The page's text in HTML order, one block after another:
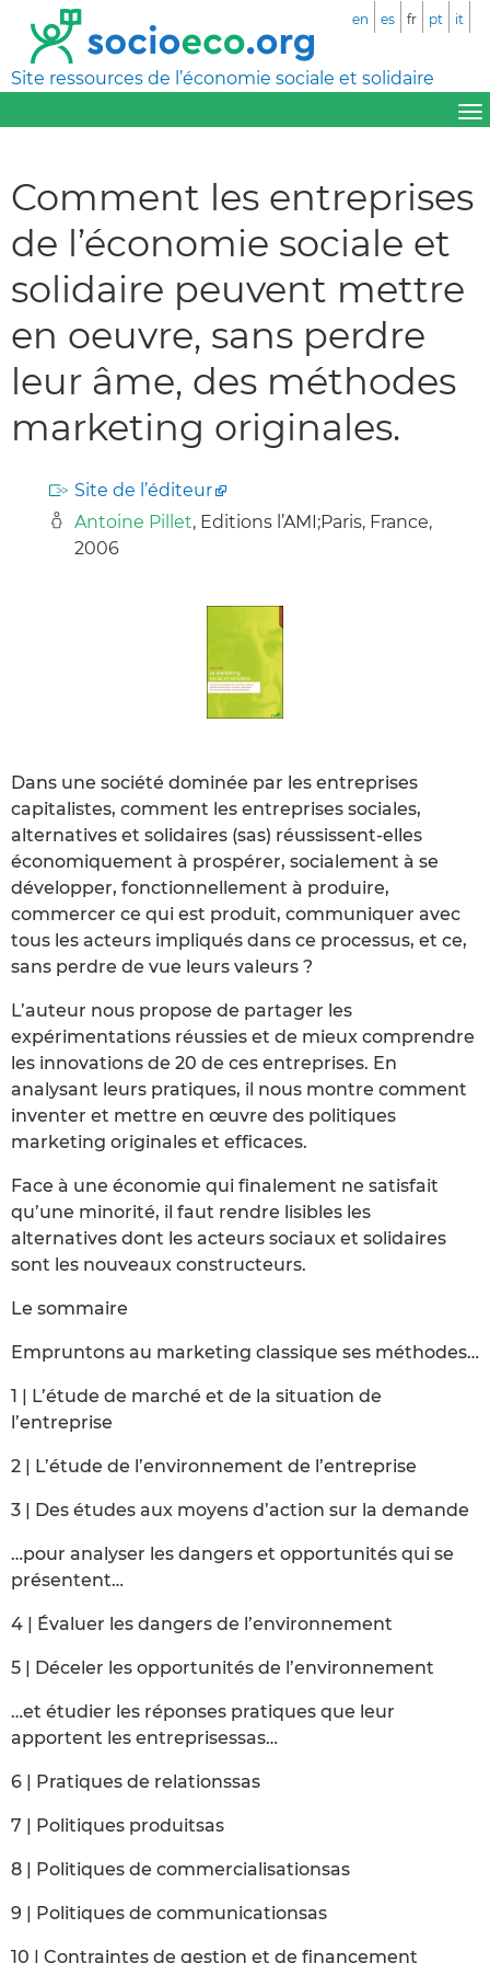
Site ressources de l’économie sociale et solidaire
en es fr pt it
Comment les entreprises
de l’économie sociale et
solidaire peuvent mettre
en oeuvre, sans perdre
leur âme, des méthodes
marketing originales.
Site de l’éditeur
Antoine Pillet, Editions l’AMI;Paris, France,
2006
Dans une société dominée par les entreprises
capitalistes, comment les entreprises sociales,
alternatives et solidaires (sas) réussissent-elles
économiquement à prospérer, socialement à se
développer, fonctionnellement à produire,
commercer ce qui est produit, communiquer avec
tous les acteurs impliqués dans ce processus, et ce,
sans perdre de vue leurs valeurs ?
L’auteur nous propose de partager les
expérimentations réussies et de mieux comprendre
les innovations de 20 de ces entreprises. En
analysant leurs pratiques, il nous montre comment
inventer et mettre en œuvre des politiques
marketing originales et efficaces.
Face à une économie qui finalement ne satisfait
qu’une minorité, il faut rendre lisibles les
alternatives dont les acteurs sociaux et solidaires
sont les nouveaux constructeurs.
Le sommaire
Empruntons au marketing classique ses méthodes…
1 | L’étude de marché et de la situation de
l’entreprise
2 | L’étude de l’environnement de l’entreprise
3 | Des études aux moyens d’action sur la demande
…pour analyser les dangers et opportunités qui se
présentent…
4 | Évaluer les dangers de l’environnement
5 | Déceler les opportunités de l’environnement
…et étudier les réponses pratiques que leur
apportent les entreprisessas…
6 | Pratiques de relationssas
7 | Politiques produitsas
8 | Politiques de commercialisationsas
9 | Politiques de communicationsas
10 | Contraintes de gestion et de financement